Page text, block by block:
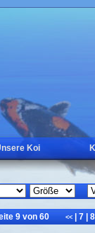
Koi
9 von 60 << 7 8